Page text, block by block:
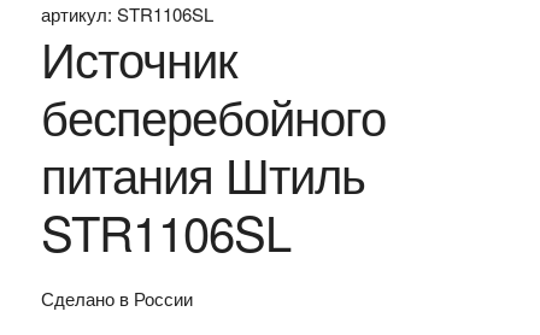
артикул: STR1106SL
Источник
бесперебойного
питания Штиль
STR1106SL
Сделано в России